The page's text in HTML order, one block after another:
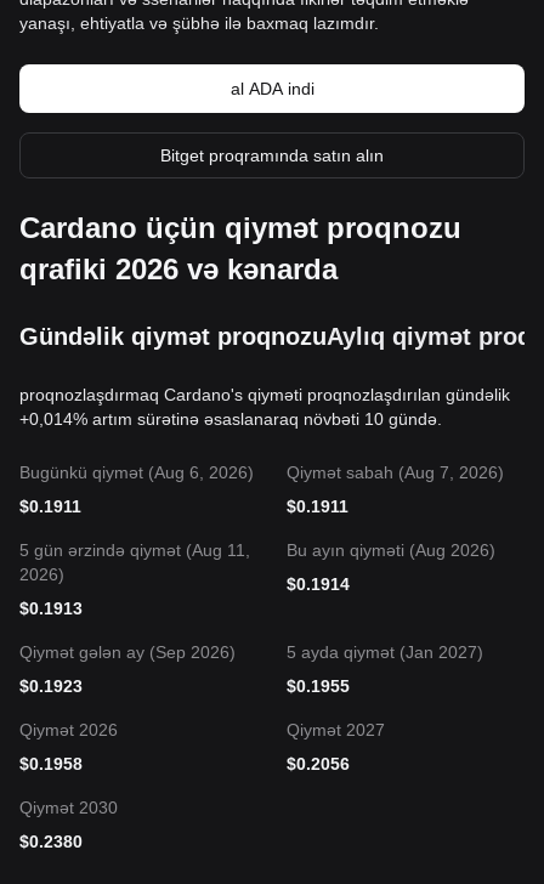
yanaşı, ehtiyatla və şübhə ilə baxmaq lazımdır.
al ADA indi
Bitget proqramında satın alın
Cardano üçün qiymət proqnozu
qrafiki 2026 və kənarda
Gündəlik qiymət proqnozuAylıq qiymət
proqnozlaşdırmaq Cardano's qiyməti proqnozlaşdırılan gündəlik
+0,014% artım sürətinə əsaslanaraq növbəti 10 gündə.
Bugünkü qiymət (Aug 6, 2026)
$0.1911
Qiymət sabah (Aug 7, 2026)
$0.1911
5 gün ərzində qiymət (Aug 11,
2026)
$0.1913
Bu ayın qiyməti (Aug 2026)
$0.1914
Qiymət gələn ay (Sep 2026)
$0.1923
5 ayda qiymət (Jan 2027)
$0.1955
Qiymət 2026
$0.1958
Qiymət 2027
$0.2056
Qiymət 2030
$0.2380